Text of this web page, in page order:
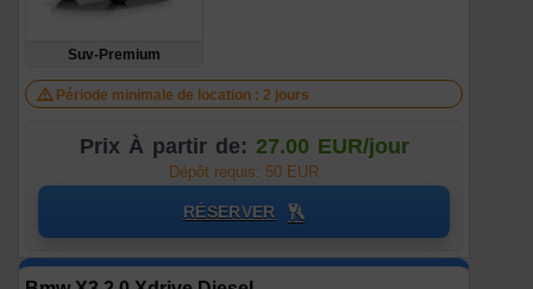
Suv-Premium
Période minimale de location : 2 jours
Prix À partir de: 27.00 EUR/jour
Dépôt requis: 50 EUR
RÉSERVER